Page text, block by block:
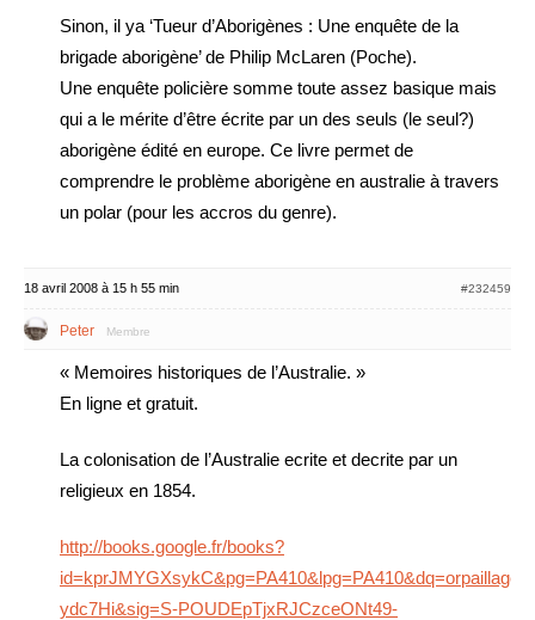
Sinon, il ya ‘Tueur d’Aborigènes : Une enquête de la
brigade aborigène’ de Philip McLaren (Poche).
Une enquête policière somme toute assez basique mais
qui a le mérite d’être écrite par un des seuls (le seul?)
aborigène édité en europe. Ce livre permet de
comprendre le problème aborigène en australie à travers
un polar (pour les accros du genre).
18 avril 2008 à 15 h 55 min #232459
Peter Membre
« Memoires historiques de l’Australie. »
En ligne et gratuit.
La colonisation de l’Australie ecrite et decrite par un
religieux en 1854.
http://books.google.fr/books?
ydc7Hi&sig=S-POUDEpTjxRJCzceONt49-